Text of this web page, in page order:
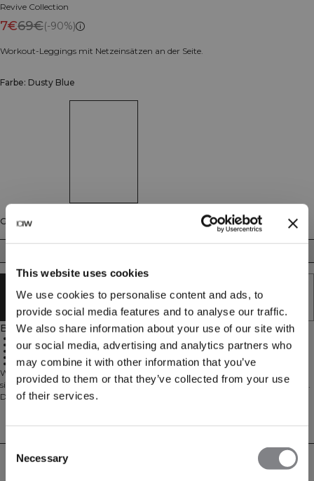
This website uses cookies
We use cookies to personalise content and ads, to
provide social media features and to analyse our traffic.
We also share information about your use of our site with
our social media, advertising and analytics partners who
may combine it with other information that you’ve
provided to them or that they’ve collected from your use
of their services.
Consent
Selection
Necessary
Revive Collection
7€69€(-90%)
Workout-Leggings mit Netzeinsätzen an der Seite.
Farbe: Dusty Blue
Größe
AUSVERKAUFT - BENACHRICHTIGUNG
ERHALTEN
Beschreibung
Hohe Taille mit elastischem Bund
Netzeinsätze für bessere Belüftung
ICIW-Logo auf der Rückseite
Workout-Leggings mit Netzeinsätzen an der Seite. Die Revive Mesh Tights
sind wie geschaffen für schweißtreibende Trainingseinheiten im Fitnessstudio.
Das Material ist leicht und bequem, mit Netzeinsätzen an der Seite des Beins
Technical Aspects
Lieferung & Rückgabe